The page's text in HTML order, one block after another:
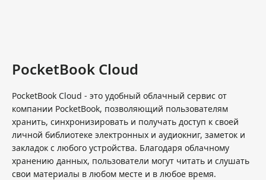
PocketBook Cloud
PocketBook Cloud - это удобный облачный сервис от
компании PocketBook, позволяющий пользователям
хранить, синхронизировать и получать доступ к своей
личной библиотеке электронных и аудиокниг, заметок и
закладок с любого устройства. Благодаря облачному
хранению данных, пользователи могут читать и слушать
свои материалы в любом месте и в любое время.